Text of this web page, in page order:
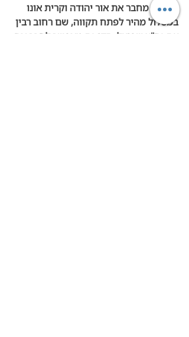
קו 77 -
מחבר את אור יהודה וקרית אונו
במסלול מהיר לפתח תקווה, שם רחוב רבין
עם נת"צ שפועל. הקו גם מאפשר לחבר את